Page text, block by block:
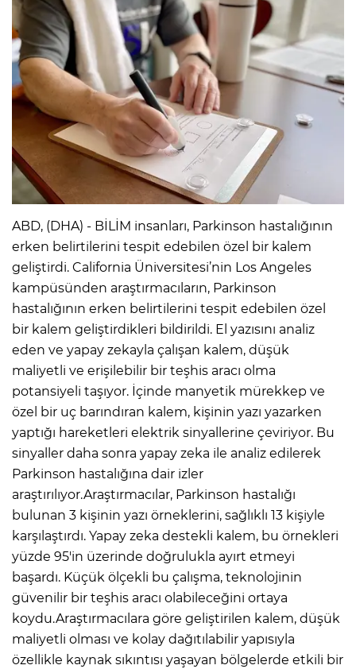
ABD, (DHA) - BİLİM insanları, Parkinson hastalığının
erken belirtilerini tespit edebilen özel bir kalem
geliştirdi. California Üniversitesi’nin Los Angeles
kampüsünden araştırmacıların, Parkinson
hastalığının erken belirtilerini tespit edebilen özel
bir kalem geliştirdikleri bildirildi. El yazısını analiz
eden ve yapay zekayla çalışan kalem, düşük
maliyetli ve erişilebilir bir teşhis aracı olma
potansiyeli taşıyor. İçinde manyetik mürekkep ve
özel bir uç barındıran kalem, kişinin yazı yazarken
yaptığı hareketleri elektrik sinyallerine çeviriyor. Bu
sinyaller daha sonra yapay zeka ile analiz edilerek
Parkinson hastalığına dair izler
araştırılıyor.Araştırmacılar, Parkinson hastalığı
bulunan 3 kişinin yazı örneklerini, sağlıklı 13 kişiyle
karşılaştırdı. Yapay zeka destekli kalem, bu örnekleri
yüzde 95'in üzerinde doğrulukla ayırt etmeyi
başardı. Küçük ölçekli bu çalışma, teknolojinin
güvenilir bir teşhis aracı olabileceğini ortaya
koydu.Araştırmacılara göre geliştirilen kalem, düşük
maliyetli olması ve kolay dağıtılabilir yapısıyla
özellikle kaynak sıkıntısı yaşayan bölgelerde etkili bir